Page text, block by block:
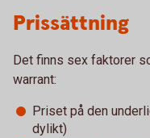
Prissättning
Det finns sex faktorer
warrant:
Priset på den
dylikt)